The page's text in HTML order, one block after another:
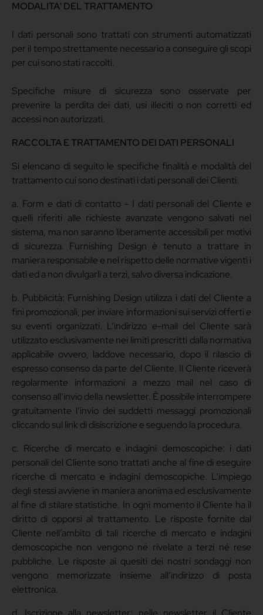
MODALITA' DEL TRATTAMENTO
I dati personali sono trattati con strumenti automatizzati
per il tempo strettamente necessario a conseguire gli scopi
per cui sono stati raccolti.
Specifiche misure di sicurezza sono osservate per
prevenire la perdita dei dati, usi illeciti o non corretti ed
accessi non autorizzati.
RACCOLTA E TRATTAMENTO DEI DATI PERSONALI
Si elencano di seguito le specifiche finalità e modalità del
trattamento cui sono destinati i dati personali dei Clienti.
a. Form e dati di contatto - I dati personali del Cliente e
quelli riferiti alle richieste avanzate vengono salvati nel
sistema, ma non saranno liberamente accessibili per motivi
di sicurezza. Furnishing Design è tenuto a trattare in
maniera responsabile e nel rispetto delle normative vigenti i
dati ed a non divulgarli a terzi, salvo diversa indicazione.
b. Pubblicità: Furnishing Design utilizza i dati del Cliente a
fini promozionali, per inviare informazioni sui servizi offerti e
su eventi organizzati. L’indirizzo e-mail del Cliente sarà
utilizzato esclusivamente nei limiti prescritti dalla normativa
applicabile ovvero, laddove necessario, dopo il rilascio di
espresso consenso da parte del Cliente. Il Cliente riceverà
regolarmente informazioni a mezzo mail nel caso di
consenso all’invio della newsletter. È possibile interrompere
gratuitamente l’invio dei suddetti messaggi promozionali
cliccando sul link di disiscrizione e seguendo la procedura.
c. Ricerche di mercato e indagini demoscopiche: i dati
personali del Cliente sono trattati anche al fine di eseguire
ricerche di mercato e indagini demoscopiche. L’impiego
degli stessi avviene in maniera anonima ed esclusivamente
al fine di stilare statistiche. In ogni momento il Cliente ha il
diritto di opporsi al trattamento. Le risposte fornite dal
Cliente nell’ambito di tali ricerche di mercato e indagini
demoscopiche non vengono né rivelate a terzi né rese
pubbliche. Le risposte ai quesiti dei nostri sondaggi non
vengono memorizzate insieme all’indirizzo di posta
elettronica.